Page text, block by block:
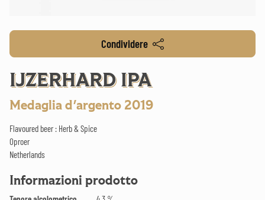
Condividere
IJZERHARD IPA
Medaglia d'argento 2019
Flavoured beer : Herb & Spice
Oproer
Netherlands
Informazioni prodotto